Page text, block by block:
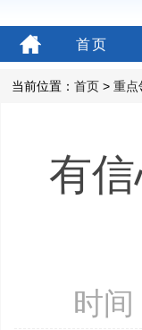
首页
当前位置： 首页 > 重点
有
时